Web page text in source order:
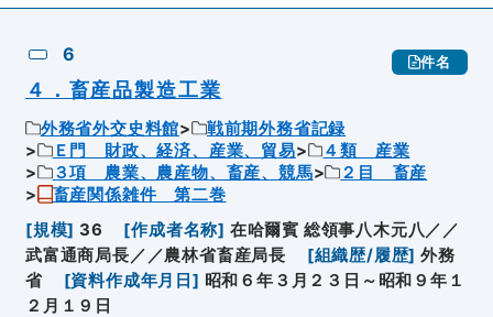
6 件名
４．畜産品製造工業
外務省外交史料館
戦前期外務省記録
Ｅ門 財政、経済、産業、貿易
４類 産業
３項 農業、農産物、畜産、競馬
２目 畜産
畜産関係雑件 第二巻
[規模] 36 [作成者名称] 在哈爾賓 総領事八木元八／／
武富通商局長／／農林省畜産局長
[組織歴/履歴] 外務
省
[資料作成年月日 ] 昭和６年３月２３日～昭和９年１
２月１９日